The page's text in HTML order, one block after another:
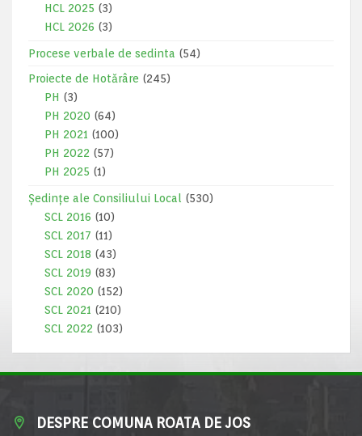
HCL 2025 (3)
HCL 2026 (3)
Procese verbale de sedinta (54)
Proiecte de Hotărâre (245)
PH (3)
PH 2020 (64)
PH 2021 (100)
PH 2022 (57)
PH 2025 (1)
Ședințe ale Consiliului Local
(530)
SCL 2016 (10)
SCL 2017 (11)
SCL 2018 (43)
SCL 2019 (83)
SCL 2020 (152)
SCL 2021 (210)
SCL 2022 (103)
DESPRE COMUNA ROATA DE JOS